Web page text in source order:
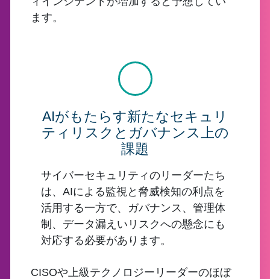
ます。
AIがもたらす新たなセキュリ
ティリスクとガバナンス上の
課題
サイバーセキュリティのリーダーたち
は、AIによる監視と脅威検知の利点を
活用する一方で、ガバナンス、管理体
制、データ漏えいリスクへの懸念にも
対応する必要があります。
CISOや上級テクノロジーリーダーのほぼ